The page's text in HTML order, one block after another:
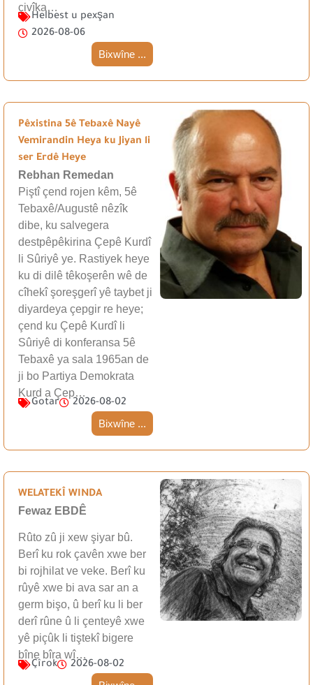
çivîka…
Helbest u pexşan
2026-08-06
Bixwîne ...
Pêxistina 5ê Tebaxê Nayê
Vemirandin Heya ku Jiyan li
ser Erdê Heye
Rebhan Remedan
Piştî çend rojen kêm, 5ê
Tebaxê/Augustê nêzîk
dibe, ku salvegera
destpêpêkirina Çepê Kurdî
li Sûriyê ye. Rastiyek heye
ku di dilê têkoşerên wê de
cîhekî şoreşgerî yê taybet ji
diyardeya çepgir re heye;
çend ku Çepê Kurdî li
Sûriyê di konferansa 5ê
Tebaxê ya sala 1965an de
ji bo Partiya Demokrata
Kurd a Çep…
Gotar 2026-08-02
Bixwîne ...
WELATEKÎ WINDA
Fewaz EBDÊ
Rûto zû ji xew şiyar bû.
Berî ku rok çavên xwe ber
bi rojhilat ve veke. Berî ku
rûyê xwe bi ava sar an a
germ bişo, û berî ku li ber
derî rûne û li çenteyê xwe
yê piçûk li tiştekî bigere
bîne bîra wî…
Çîrok 2026-08-02